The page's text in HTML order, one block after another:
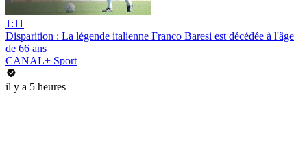
1:11
Disparition : La légende italienne Franco Baresi est décédée à l'âge
de 66 ans
CANAL+ Sport
il y a 5 heures